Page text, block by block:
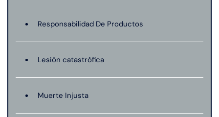
Responsabilidad De Productos
Lesión catastrófica
Muerte Injusta